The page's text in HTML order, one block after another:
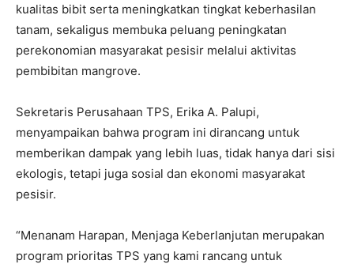
kualitas bibit serta meningkatkan tingkat keberhasilan
tanam, sekaligus membuka peluang peningkatan
perekonomian masyarakat pesisir melalui aktivitas
pembibitan mangrove.
Sekretaris Perusahaan TPS, Erika A. Palupi,
menyampaikan bahwa program ini dirancang untuk
memberikan dampak yang lebih luas, tidak hanya dari sisi
ekologis, tetapi juga sosial dan ekonomi masyarakat
pesisir.
“Menanam Harapan, Menjaga Keberlanjutan merupakan
program prioritas TPS yang kami rancang untuk